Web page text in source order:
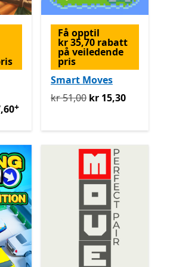
nå kr 87,60
+
Få opptil
kr 35,70 rabatt
på veiledende
pris
Smart Moves
Opprinnelig kr 51,00 nå kr
kr 51,00 kr 15,30